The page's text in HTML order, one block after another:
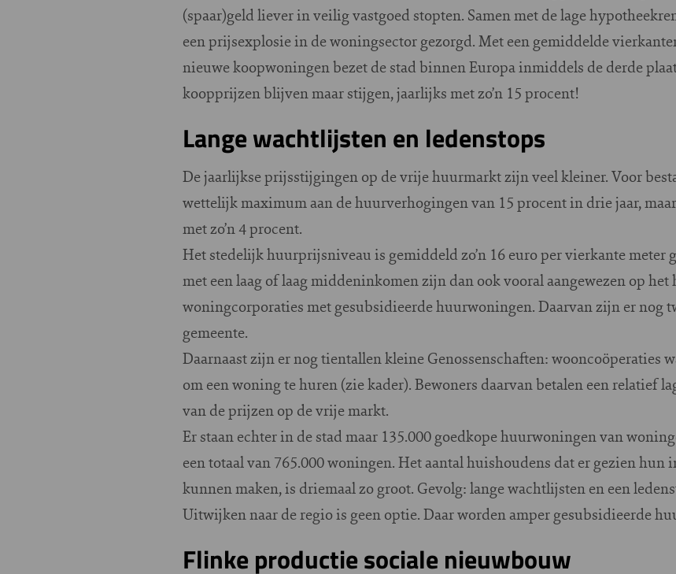
(spaar)geld liever in veilig vastgoed stopten. Samen met de lage
een prijsexplosie in de woningsector gezorgd. Met een gemiddelde
nieuwe koopwoningen bezet de stad binnen Europa inmiddels de derde
koopprijzen blijven maar stijgen, jaarlijks met zo’n 15 procent!
Lange wachtlijsten en ledenstops
De jaarlijkse prijsstijgingen op de vrije huurmarkt zijn veel kleiner. Voor
wettelijk maximum aan de huurverhogingen van 15 procent in drie jaar,
met zo’n 4 procent.
Het stedelijk huurprijsniveau is gemiddeld zo’n 16 euro per vierkante meter
met een laag of laag middeninkomen zijn dan ook vooral aangewezen op het
woningcorporaties met gesubsidieerde huurwoningen. Daarvan zijn er nog
gemeente.
Daarnaast zijn er nog tientallen kleine Genossenschaften: wooncoöperaties
om een woning te huren (zie kader). Bewoners daarvan betalen een relatief
van de prijzen op de vrije markt.
Er staan echter in de stad maar 135.000 goedkope huurwoningen van
een totaal van 765.000 woningen. Het aantal huishoudens dat er gezien hun
kunnen maken, is driemaal zo groot. Gevolg: lange wachtlijsten en een
Uitwijken naar de regio is geen optie. Daar worden amper gesubsidieerde
Flinke productie sociale nieuwbouw